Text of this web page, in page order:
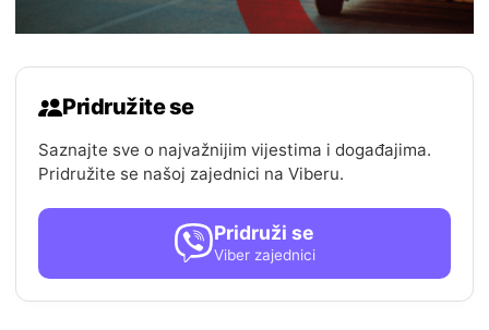
Pridružite se
Saznajte sve o najvažnijim vijestima i događajima.
Pridružite se našoj zajednici na Viberu.
Pridruži se
Viber zajednici